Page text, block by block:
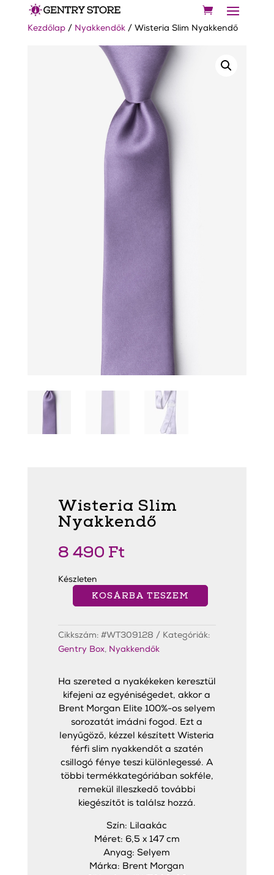
Kezdőlap/ Nyakkendők/ Wisteria Slim Nyakkendő
Wisteria Slim
Nyakkendő
8 490 Ft
Készleten
Wisteria
Slim
KOSÁRBA TESZEM
Cikkszám: #WT309128
Kategóriák:
Gentry Box, Nyakkendők
Ha szereted a nyakékeken keresztül
kifejeni az egyéniségedet, akkor a
Brent Morgan Elite 100%-os selyem
sorozatát imádni fogod. Ezt a
lenyűgöző, kézzel készített Wisteria
férfi slim nyakkendőt a szatén
csillogó fénye teszi különlegessé. A
többi termékkategóriában sokféle,
remekül illeszkedő további
kiegészítőt is találsz hozzá.
Szín: Lilaakác
Méret: 6,5 x 147 cm
Anyag: Selyem
Márka: Brent Morgan